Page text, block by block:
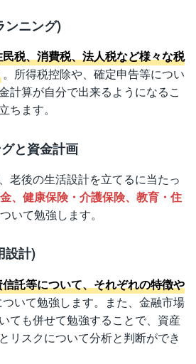
ンニング)
税、消費税、法人税など様々な税
。所得税控除や、確定申告等につい
計算が自分で出来るようになるこ
ちます。
と資金計画
老後の生活設計を立てるに当たっ
、健康保険・介護保険、教育・住
いて勉強します。
設計)
託等について、それぞれの特徴や
ついて勉強します。また、金融市場
ても併せて勉強することで、資産
リスクについて分析と判断ができ